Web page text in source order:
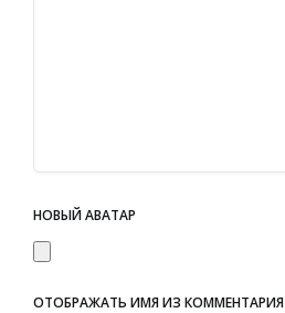
НОВЫЙ АВАТАР
ОТОБРАЖАТЬ ИМЯ ИЗ КОММЕНТАРИЯ